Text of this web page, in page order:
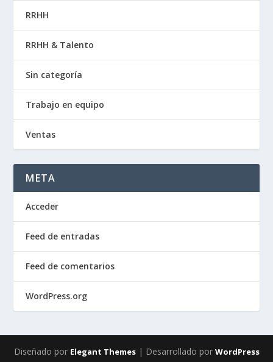
RRHH
RRHH & Talento
Sin categoría
Trabajo en equipo
Ventas
META
Acceder
Feed de entradas
Feed de comentarios
WordPress.org
Diseñado por Elegant Themes| Desarrollado por WordPress